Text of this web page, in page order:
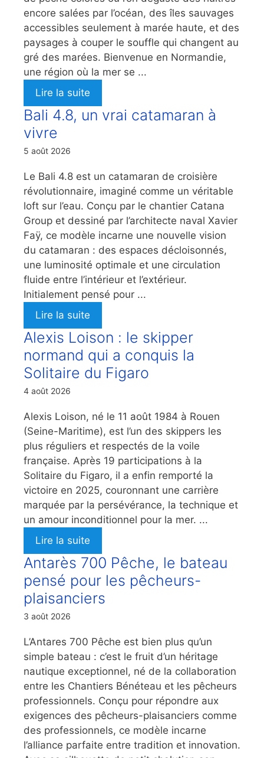
encore salées par l’océan, des îles sauvages
accessibles seulement à marée haute, et des
paysages à couper le souffle qui changent au
gré des marées. Bienvenue en Normandie,
une région où la mer se ...
Lire la suite
Bali 4.8, un vrai catamaran à
vivre
5 août 2026
Le Bali 4.8 est un catamaran de croisière
révolutionnaire, imaginé comme un véritable
loft sur l’eau. Conçu par le chantier Catana
Group et dessiné par l’architecte naval Xavier
Faÿ, ce modèle incarne une nouvelle vision
du catamaran : des espaces décloisonnés,
une luminosité optimale et une circulation
fluide entre l’intérieur et l’extérieur.
Initialement pensé pour ...
Lire la suite
Alexis Loison : le skipper
normand qui a conquis la
Solitaire du Figaro
4 août 2026
Alexis Loison, né le 11 août 1984 à Rouen
(Seine-Maritime), est l’un des skippers les
plus réguliers et respectés de la voile
française. Après 19 participations à la
Solitaire du Figaro, il a enfin remporté la
victoire en 2025, couronnant une carrière
marquée par la persévérance, la technique et
un amour inconditionnel pour la mer. ...
Lire la suite
Antarès 700 Pêche, le bateau
pensé pour les pêcheurs-
plaisanciers
3 août 2026
L’Antares 700 Pêche est bien plus qu’un
simple bateau : c’est le fruit d’un héritage
nautique exceptionnel, né de la collaboration
entre les Chantiers Bénéteau et les pêcheurs
professionnels. Conçu pour répondre aux
exigences des pêcheurs-plaisanciers comme
des professionnels, ce modèle incarne
l’alliance parfaite entre tradition et innovation.